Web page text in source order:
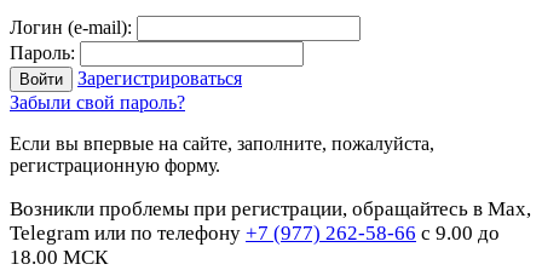
Логин (e-mail):
Пароль:
Зарегистрироваться
Забыли свой пароль?
Если вы впервые на сайте, заполните, пожалуйста,
регистрационную форму.
Возникли проблемы при регистрации, обращайтесь в Max,
Telegram или по телефону +7 (977) 262-58-66 с 9.00 до
18.00 МСК